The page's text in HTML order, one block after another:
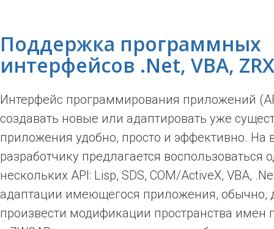
Поддержка программных
интерфейсов .Net, VBA, ZRX
Интерфейс программирования приложений
создавать новые или адаптировать уже
приложения удобно, просто и эффективно. На
разработчику предлагается воспользоваться
нескольких API: Lisp, SDS, COM/ActiveX, VBA,
адаптации имеющегося приложения, обычно,
произвести модификации пространства имен